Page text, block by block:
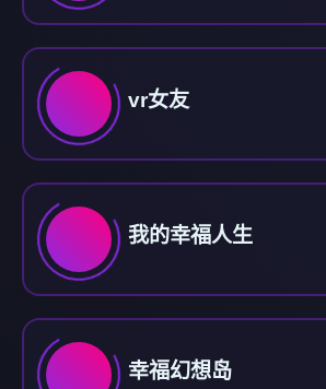
vr女友
我的幸福人生
幸福幻想岛